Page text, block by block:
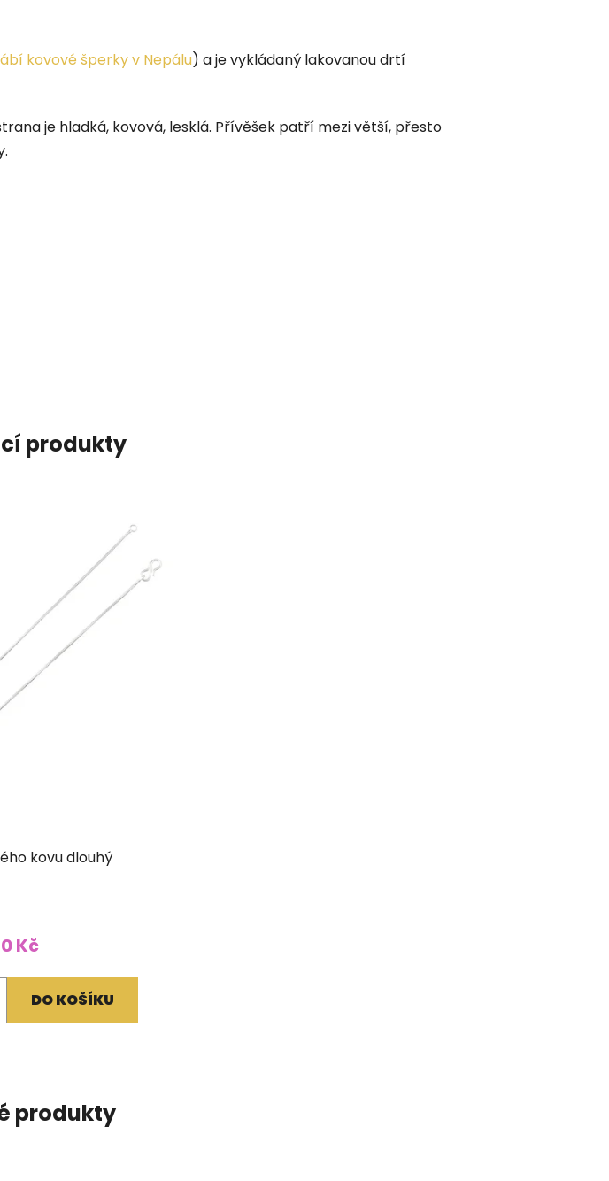
kovové šperky v Nepálu) a je vykládaný lakovanou drtí
je hladká, kovová, lesklá. Přívěšek patří mezi větší, přesto
produkty
kovu dlouhý
Kč
DO KOŠÍKU
produkty